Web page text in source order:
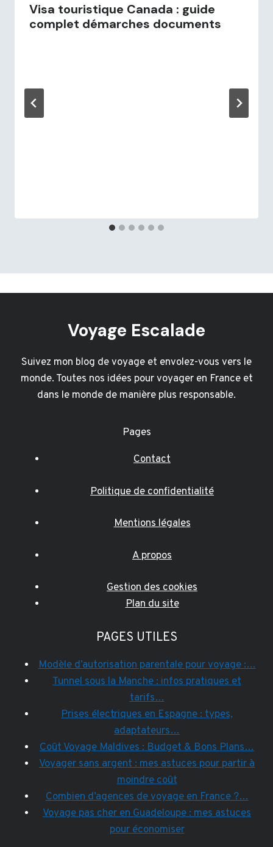
Visa touristique Canada : guide
complet démarches documents
Voyage Escalade
Suivez mon blog de voyage et envolez-vous vers le
monde. Toutes nos idées pour voyager en France et
dans le monde de manière plus responsable.
Pages
Contact
Politique de confidentialité
Mentions légales
A propos
Gestion des cookies
Plan du site
PAGES UTILES
Modèle d’autorisation parentale pour voyage :…
Tunnel sous la Manche : infos pratiques et
tarifs…
Prises électriques en Espagne : types,
adaptateurs…
Coût Voyage Maldives : Budget & Bons Plans…
Voyager sans argent : mes astuces pour partir à
moindre coût
Combien d’agences de voyage en France ?…
Voyage pas cher en Guadeloupe : mes astuces
pour économiser